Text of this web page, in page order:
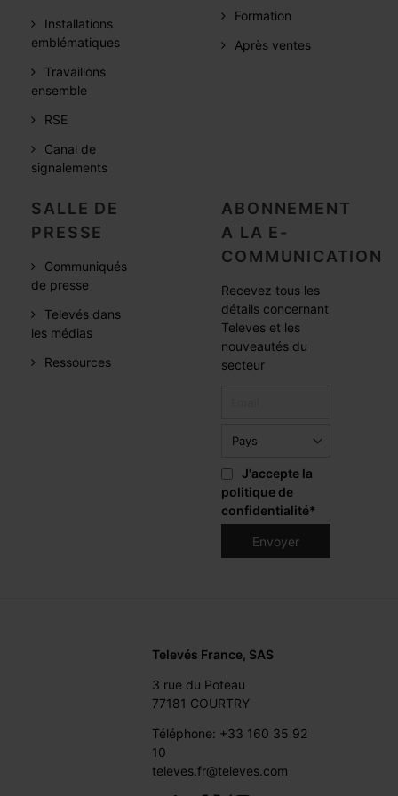
Installations
emblématiques
Travaillons
ensemble
RSE
Canal de
signalements
Formation
Après ventes
SALLE DE
PRESSE
Communiqués
de presse
Televés dans
les médias
Ressources
ABONNEMENT
A LA E-
COMMUNICATION
Recevez tous les
détails concernant
Televes et les
nouveautés du
secteur
J'accepte la
politique de
confidentialité*
Televés France, SAS
3 rue du Poteau
77181 COURTRY
Téléphone: +33 160 35 92
10
televes.fr@televes.com